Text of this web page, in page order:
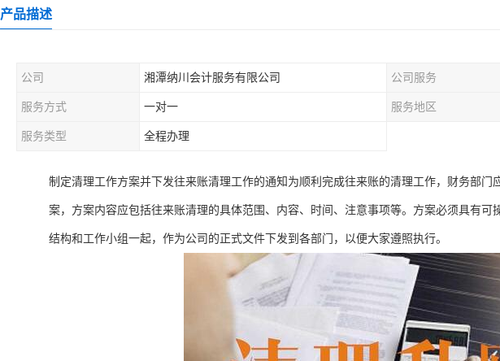
产品描述
公司 湘潭纳川会计服务有限公司 公司服务
服务方式 一对一 服务地区
服务类型 全程办理
制定清理工作方案并下发往来账清理工作的通知为顺利完成往来账的清理工作，财务部门
案，方案内容应包括往来账清理的具体范围、内容、时间、注意事项等。方案必须具有可
结构和工作小组一起，作为公司的正式文件下发到各部门，以便大家遵照执行。